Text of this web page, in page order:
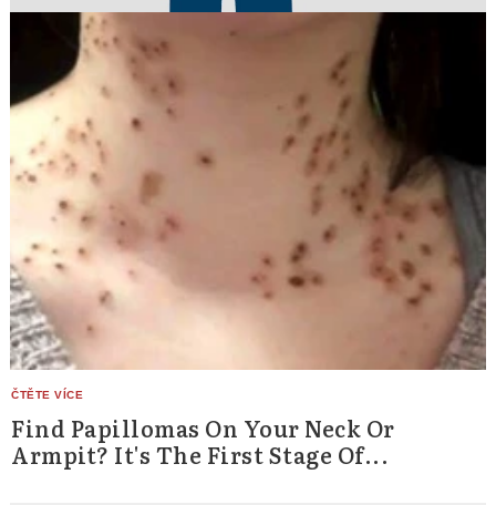
Find Papillomas On Your Neck Or
Armpit? It's The First Stage Of...